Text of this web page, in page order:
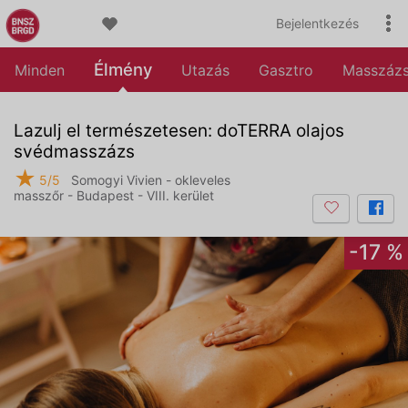
Bejelentkezés
Minden Élmény Utazás Gasztro
Lazulj el természetesen: doTERRA olajos
svédmasszázs
★ 5/5
Somogyi Vivien - okleveles
masszőr - Budapest - VIII. kerület
-17 %